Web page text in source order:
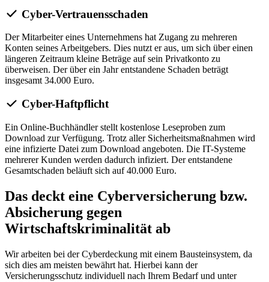
Cyber-Vertrauensschaden
Der Mitarbeiter eines Unternehmens hat Zugang zu mehreren
Konten seines Arbeitgebers. Dies nutzt er aus, um sich über einen
längeren Zeitraum kleine Beträge auf sein Privatkonto zu
überweisen. Der über ein Jahr entstandene Schaden beträgt
insgesamt 34.000 Euro.
Cyber-Haftpflicht
Ein Online-Buchhändler stellt kostenlose Leseproben zum
Download zur Verfügung. Trotz aller Sicherheitsmaßnahmen wird
eine infizierte Datei zum Download angeboten. Die IT-Systeme
mehrerer Kunden werden dadurch infiziert. Der entstandene
Gesamtschaden beläuft sich auf 40.000 Euro.
Das deckt eine Cyberversicherung bzw.
Absicherung gegen
Wirtschaftskriminalität ab
Wir arbeiten bei der Cyberdeckung mit einem Bausteinsystem, da
sich dies am meisten bewährt hat. Hierbei kann der
Versicherungsschutz individuell nach Ihrem Bedarf und unter